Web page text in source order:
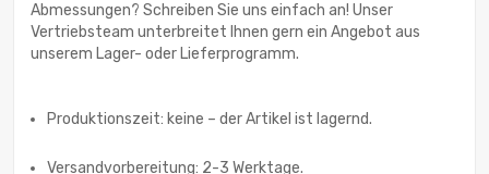
Abmessungen? Schreiben Sie uns einfach an! Unser
Vertriebsteam unterbreitet Ihnen gern ein Angebot aus
unserem Lager- oder Lieferprogramm.
Produktionszeit: keine – der Artikel ist lagernd.
Versandvorbereitung: 2-3 Werktage.